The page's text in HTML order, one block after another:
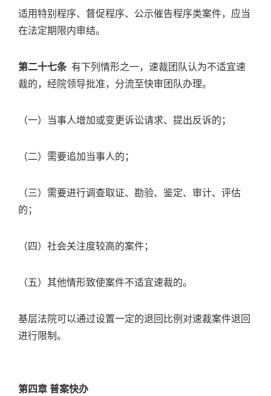
适用特别程序、督促程序、公示催告程序类案件，应当
在法定期限内审结。
第二十七条有下列情形之一，速裁团队认为不适宜速
裁的，经院领导批准，分流至快审团队办理。
（一）当事人增加或变更诉讼请求、提出反诉的；
（二）需要追加当事人的；
（三）需要进行调查取证、勘验、鉴定、审计、评估
的；
（四）社会关注度较高的案件；
（五）其他情形致使案件不适宜速裁的。
基层法院可以通过设置一定的退回比例对速裁案件退回
进行限制。
第四章 普案快办